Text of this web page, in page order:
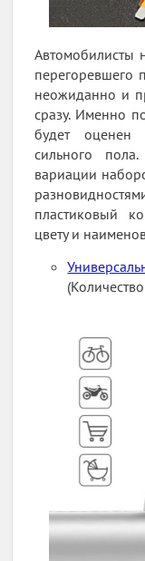
Автомобилисты
перегоревшего
неожиданно и
сразу. Именно
будет оценен
сильного
вариации
пластиковый
цвету и